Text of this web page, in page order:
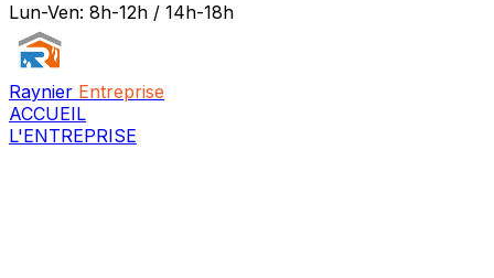
Lun-Ven: 8h-12h / 14h-18h
Raynier Entreprise
ACCUEIL
L'ENTREPRISE